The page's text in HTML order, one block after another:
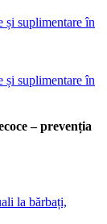
și suplimentare în
și suplimentare în
– prevenția
la bărbați,